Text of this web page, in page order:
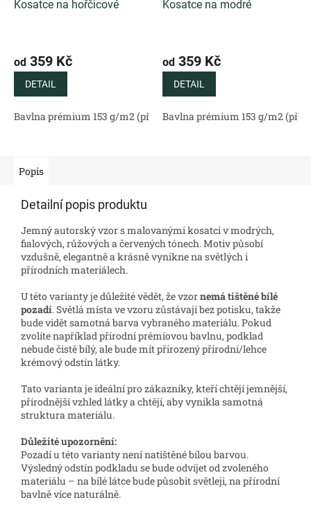
Kosatce na hořčicové
od 359 Kč
DETAIL
Bavlna prémium 153 g/m2 (přírodní) Bavlněný satén 130 g/
Kosatce na modré
od 359 Kč
DETAIL
Bavlna prémium 153 g/m2
Popis
Detailní popis produktu
Jemný autorský vzor s malovanými kosatci v modrých,
fialových, růžových a červených tónech. Motiv působí
vzdušně, elegantně a krásně vynikne na světlých i
přírodních materiálech.
U této varianty je důležité vědět, že vzornemá tištěné bílé
pozadí. Světlá místa ve vzoru zůstávají bez potisku, takže
bude vidět samotná barva vybraného materiálu. Pokud
zvolíte například přírodní prémiovou bavlnu, podklad
nebude čistě bílý, ale bude mít přirozený přírodní/lehce
krémový odstín látky.
Tato varianta je ideální pro zákazníky, kteří chtějí jemnější,
přírodnější vzhled látky a chtějí, aby vynikla samotná
struktura materiálu.
Důležité upozornění:
Pozadí u této varianty není natištěné bílou barvou.
Výsledný odstín podkladu se bude odvíjet od zvoleného
materiálu – na bílé látce bude působit světleji, na přírodní
bavlně více naturálně.